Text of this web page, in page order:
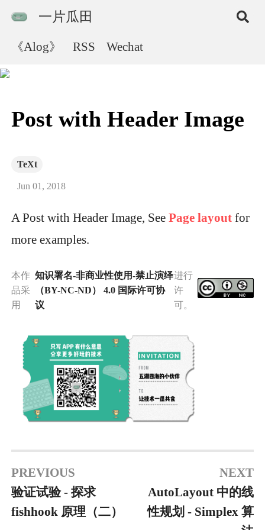
一片瓜田
《Alog》 RSS Wechat
Post with Header Image
TeXt
Jun 01, 2018
A Post with Header Image, See Page layout for
more examples.
本作
品采
用
知识署名-非商业性使用-禁止演绎
（BY-NC-ND） 4.0 国际许可协
议
进行
许
可。
PREVIOUS
验证试验 - 探求
fishhook 原理（二）
NEXT
AutoLayout 中的线
性规划 - Simplex 算